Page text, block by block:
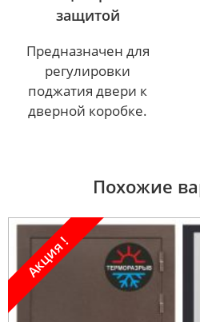
защитой
Предназначен для
регулировки
поджатия двери к
дверной коробке.
Похожие
Акция !